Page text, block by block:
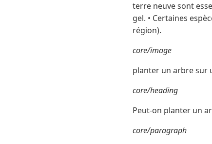
terre neuve sont
gel. • Certaines
région).
core/image
planter un arbre sur
core/heading
Peut-on planter un
core/paragraph